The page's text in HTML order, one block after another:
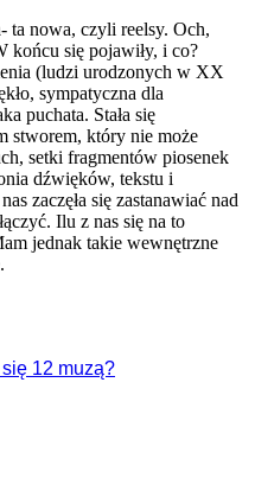
ta nowa, czyli reelsy. Och,
końcu się pojawiły, i co?
(ludzi urodzonych w XX
sympatyczna dla
puchata. Stała się
stworem, który nie może
setki fragmentów piosenek
dźwięków, tekstu i
zaczęła się zastanawiać nad
Ilu z nas się na to
jednak takie wewnętrzne
12 muzą?